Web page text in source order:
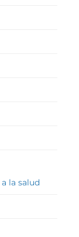
la salud